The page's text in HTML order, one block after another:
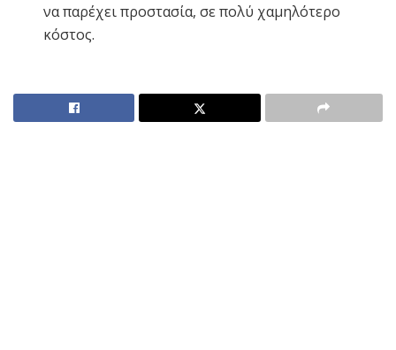
να παρέχει προστασία, σε πολύ χαμηλότερο
κόστος.